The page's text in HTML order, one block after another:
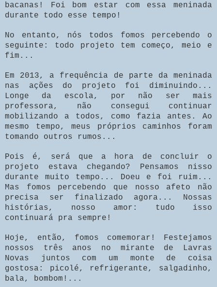
bacanas! Foi bom estar com essa meninada
durante todo esse tempo!
No entanto, nós todos fomos percebendo o
seguinte: todo projeto tem começo, meio e
fim...
Em 2013, a frequência de parte da meninada
nas ações do projeto foi diminuindo...
Longe da escola, por não ser mais
professora, não consegui continuar
mobilizando a todos, como fazia antes. Ao
mesmo tempo, meus próprios caminhos foram
tomando outros rumos...
Pois é, será que a hora de concluir o
projeto estava chegando? Pensamos nisso
durante muito tempo... Doeu e foi ruim...
Mas fomos percebendo que nosso afeto não
precisa ser finalizado agora... Nossas
histórias, nosso amor: tudo isso
continuará pra sempre!
Hoje, então, fomos comemorar! Festejamos
nossos três anos no mirante de Lavras
Novas juntos com um monte de coisa
gostosa: picolé, refrigerante, salgadinho,
bala, bombom!...